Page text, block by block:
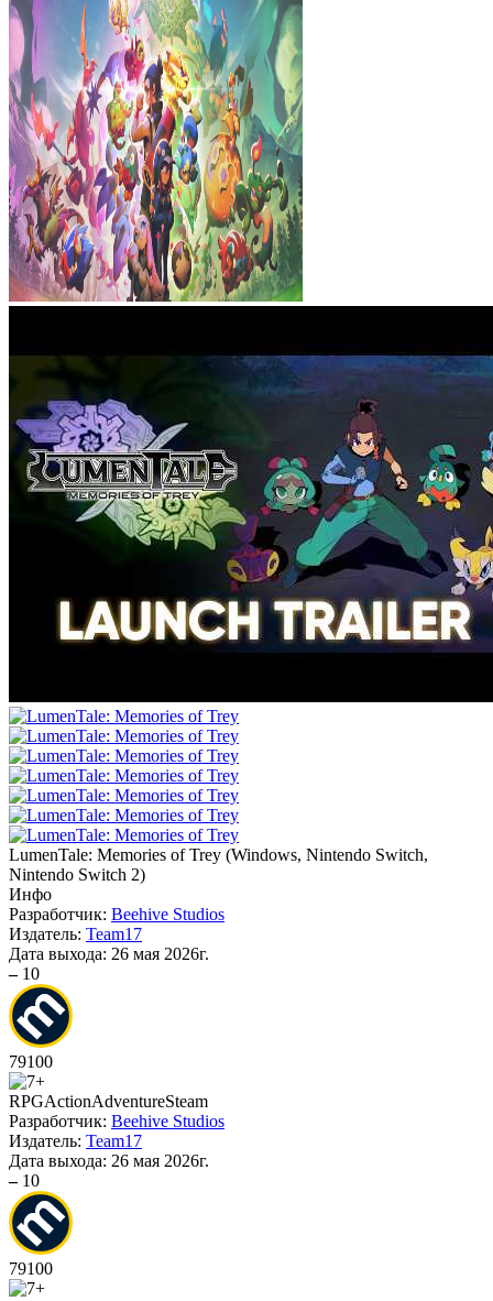
LumenTale: Memories of Trey (Windows, Nintendo Switch,
Nintendo Switch 2)
Инфо
Разработчик: Beehive Studios
Издатель: Team17
Дата выхода: 26 мая 2026г.
– 10
79100
RPGActionAdventureSteam
Разработчик: Beehive Studios
Издатель: Team17
Дата выхода: 26 мая 2026г.
– 10
79100